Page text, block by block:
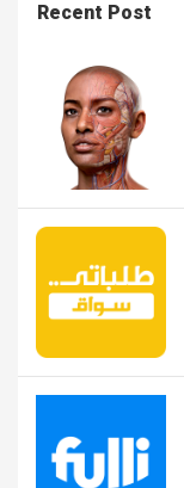
Recent Post